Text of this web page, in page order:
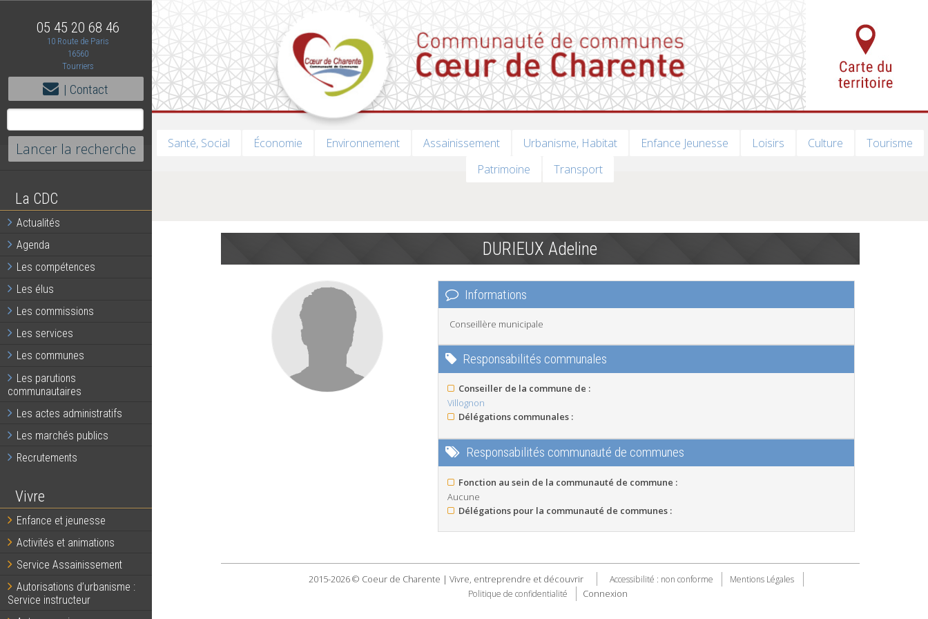
05 45 20 68 46
10 Route de Paris
16560
Tourriers
| Contact
La CDC
Actualités
Agenda
Les compétences
Les élus
Les commissions
Les services
Les communes
Les parutions
communautaires
Les actes administratifs
Les marchés publics
Recrutements
Vivre
Enfance et jeunesse
Activités et animations
Service Assainissement
Autorisations d’urbanisme :
Service instructeur
Santé, Social Économie Environnement Assainissement Urbanisme, Habitat Enfance Jeunesse Loisirs Culture
Tourisme
Patrimoine
Transport
DURIEUX Adeline
Informations
Conseillère municipale
Responsabilités communales
Conseiller de la commune de :
Villognon
Délégations communales :
Responsabilités communauté de communes
Fonction au sein de la communauté de commune :
Aucune
Délégations pour la communauté de communes :
2015-2026 © Coeur de Charente | Vivre, entreprendre et découvrir Accessibilité : non conforme
Mentions Légales
Politique de confidentialité
Connexion